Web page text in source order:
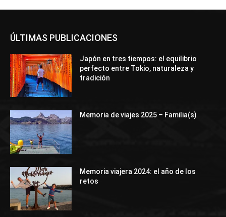
ÚLTIMAS PUBLICACIONES
Japón en tres tiempos: el equilibrio
perfecto entre Tokio, naturaleza y
tradición
Memoria de viajes 2025 – Familia(s)
Memoria viajera 2024: el año de los
retos